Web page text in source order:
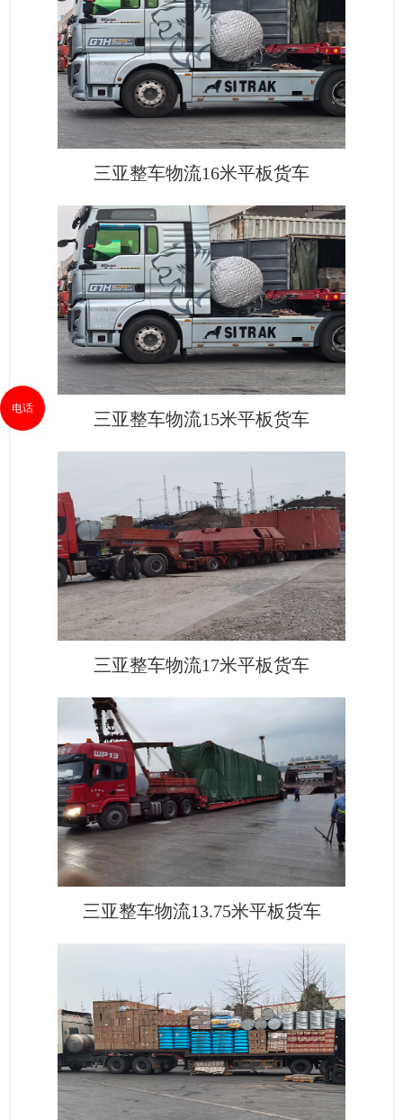
三亚整车物流16米平板货车
三亚整车物流15米平板货车
三亚整车物流17米平板货车
三亚整车物流13.75米平板货车
电话